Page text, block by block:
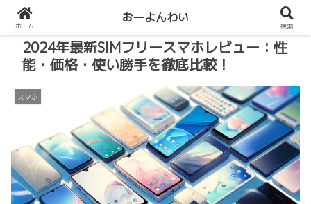
2024年最新SIMフリースマホレビュー：性
能・価格・使い勝手を徹底比較！
スマホ
ホーム
おーよんわい
検索